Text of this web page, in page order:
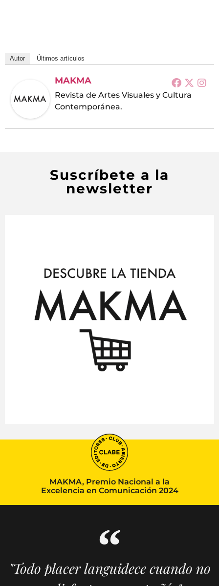
Autor Últimos artículos
MAKMA
Revista de Artes Visuales y Cultura
Contemporánea.
Suscríbete a la
newsletter
MAKMA, Premio Nacional a la
Excelencia en Comunicación 2024
"Todo placer languidece cuando no